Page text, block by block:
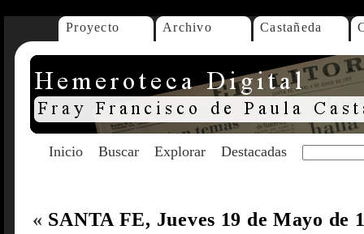
Proyecto Archivo Castañeda
Inicio Buscar Explorar Destacadas
« SANTA FE, Jueves 19 de Mayo de